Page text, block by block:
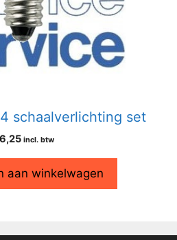
schaalverlichting set
6,25 incl. btw
aan winkelwagen